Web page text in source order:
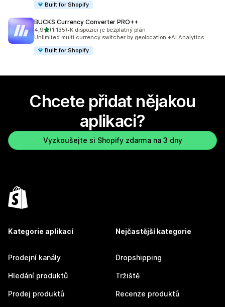
Built for Shopify
BUCKS Currency Converter PRO++
4,9z 5 hvězd
(1 135)
Celkový počet recenzí: 1135
•K dispozici je bezplatný plán
Unlimited multi currency switcher by geolocation +AI Analytics
Built for Shopify
Chcete přidat nějakou
aplikaci?
Vyzkoušejte si Shopify zdarma na 3 dny
Kategorie aplikací
Prodejní kanály
Hledání produktů
Prodej produktů
Nejčastější kategorie
Dropshipping
Tržiště
Recenze produktů